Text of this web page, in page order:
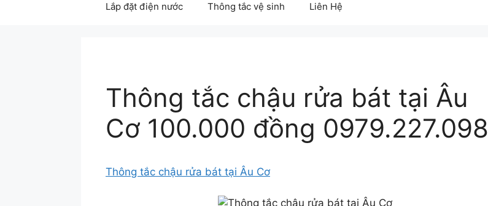
Lắp đặt điện nước Thông tắc vệ sinh Liên Hệ
Thông tắc chậu rửa bát tại Âu
Cơ 100.000 đồng 0979.227.098
Thông tắc chậu rửa bát tại Âu Cơ